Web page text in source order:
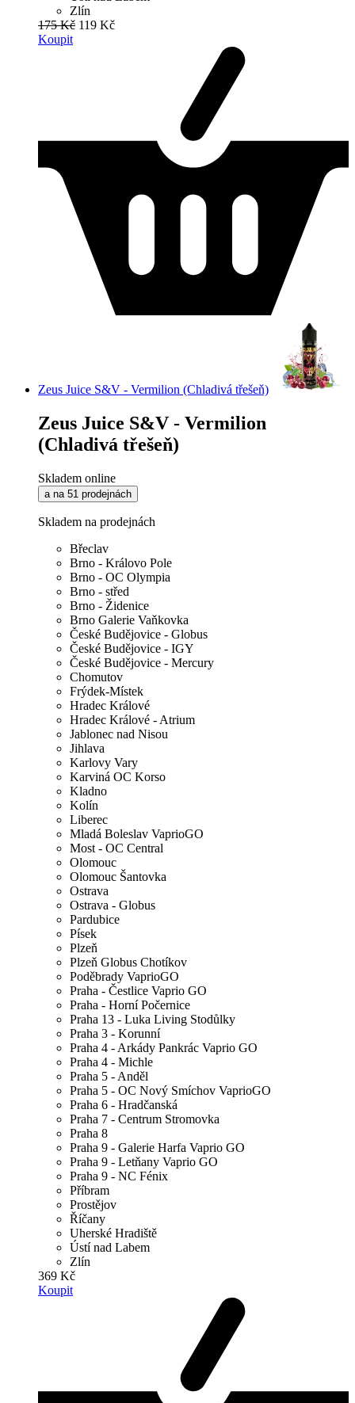
Zlín
175 Kč 119 Kč
Koupit
Zeus Juice S&V - Vermilion (Chladivá třešeň)
Zeus Juice S&V - Vermilion
(Chladivá třešeň)
Skladem online
a na 51 prodejnách
Skladem na prodejnách
Břeclav
Brno - Královo Pole
Brno - OC Olympia
Brno - střed
Brno - Židenice
Brno Galerie Vaňkovka
České Budějovice - Globus
České Budějovice - IGY
České Budějovice - Mercury
Chomutov
Frýdek-Místek
Hradec Králové
Hradec Králové - Atrium
Jablonec nad Nisou
Jihlava
Karlovy Vary
Karviná OC Korso
Kladno
Kolín
Liberec
Mladá Boleslav VaprioGO
Most - OC Central
Olomouc
Olomouc Šantovka
Ostrava
Ostrava - Globus
Pardubice
Písek
Plzeň
Plzeň Globus Chotíkov
Poděbrady VaprioGO
Praha - Čestlice Vaprio GO
Praha - Horní Počernice
Praha 13 - Luka Living Stodůlky
Praha 3 - Korunní
Praha 4 - Arkády Pankrác Vaprio GO
Praha 4 - Michle
Praha 5 - Anděl
Praha 5 - OC Nový Smíchov VaprioGO
Praha 6 - Hradčanská
Praha 7 - Centrum Stromovka
Praha 8
Praha 9 - Galerie Harfa Vaprio GO
Praha 9 - Letňany Vaprio GO
Praha 9 - NC Fénix
Příbram
Prostějov
Říčany
Uherské Hradiště
Ústí nad Labem
Zlín
369 Kč
Koupit